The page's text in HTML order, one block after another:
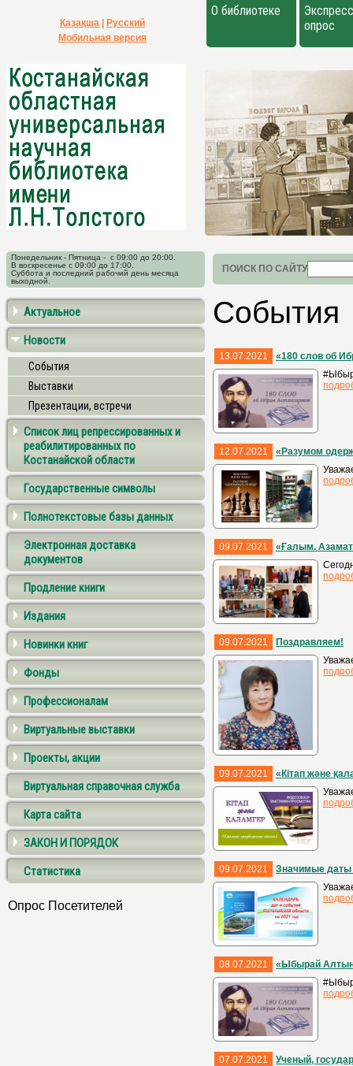
Қазақша
Русский
Мобильная версия
О библиотеке
опрос
Понедельник - Пятница - с 09:00 до 20:00.
В воскресенье с 09:00 до 17:00.
Суббота и последний рабочий день месяца
выходной.
ПОИСК ПО САЙТУ
Актуальное
Новости
События
Выставки
Презентации, встречи
Список лиц репрессированных и
реабилитированных по
Костанайской области
Государственные символы
Полнотекстовые базы данных
Электронная доставка
документов
Продление книги
Издания
Новинки книг
Фонды
Профессионалам
Виртуальные выставки
Проекты, акции
Виртуальная справочная служба
Карта сайта
ЗАКОН И ПОРЯДОК
Статистика
Опрос Посетителей
События
13.07.2021
«180 слов об
12.07.2021
«Разумом
09.07.2021
«Ғалым.
09.07.2021
Поздравляем!
09.07.2021
«Кітап және
09.07.2021
Значимые даты
08.07.2021
«Ыбырай
07.07.2021
Ученый,